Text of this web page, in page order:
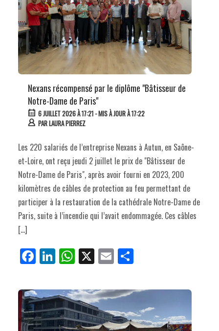
Nexans récompensé par le diplôme "Bâtisseur de
Notre-Dame de Paris"
6 JUILLET 2026 À 17:21- MIS À JOUR À 17:22
PARLAURA PIERREZ
Les 220 salariés de l’entreprise Nexans à Autun, en Saône-
et-Loire, ont reçu jeudi 2 juillet le prix de "Bâtisseur de
Notre-Dame de Paris", après avoir fourni en 2023, 200
kilomètres de câbles de protection au feu permettant de
participer à la restauration de la cathédrale Notre-Dame de
Paris, suite à l’incendie qui l’avait endommagée. Ces câbles
[…]
Fa
ce
bo
ok
Li
nk
ed
In
W
ha
ts
Ap
p
X E
m
ail
Pa
ag
er